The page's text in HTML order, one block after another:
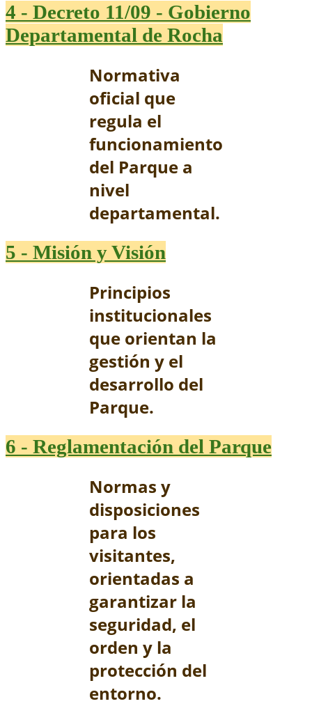
4 - Decreto 11/09 - Gobierno
Departamental de Rocha
Normativa
oficial que
regula el
funcionamiento
del Parque a
nivel
departamental.
5 - Misión y Visión
Principios
institucionales
que orientan la
gestión y el
desarrollo del
Parque.
6 - Reglamentación del Parque
Normas y
disposiciones
para los
visitantes,
orientadas a
garantizar la
seguridad, el
orden y la
protección del
entorno.